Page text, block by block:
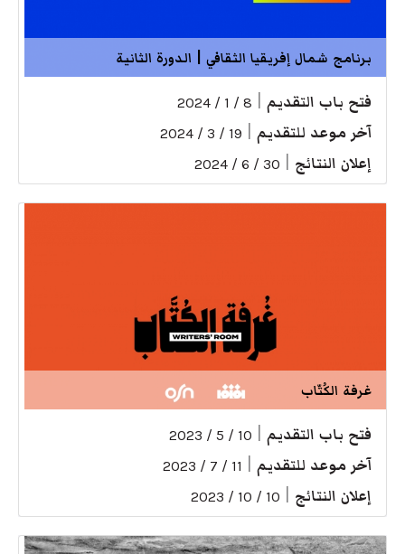
برنامج شمال إفريقيا الثقافي | الدورة الثانية
فتح باب التقديم 8 / 1 / 2024
آخر موعد للتقديم 19 / 3 / 2024
إعلان النتائج 30 / 6 / 2024
غرفة الكُتّاب
فتح باب التقديم 10 / 5 / 2023
آخر موعد للتقديم 11 / 7 / 2023
إعلان النتائج 10 / 10 / 2023